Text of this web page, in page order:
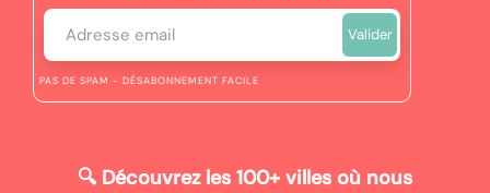
PAS DE SPAM - DÉSABONNEMENT FACILE
🔍 Découvrez les 100+ villes où nous